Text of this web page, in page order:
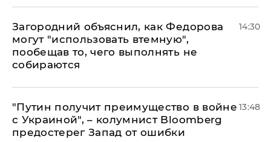
Загородний объяснил, как Федорова
могут "использовать втемную",
пообещав то, чего выполнять не
собираются
14:30
"Путин получит преимущество в войне
с Украиной", – колумнист Bloomberg
предостерег Запад от ошибки
13:48